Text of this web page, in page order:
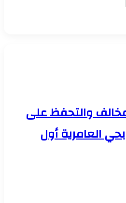
مخالف والتحفظ على
العامرية أول